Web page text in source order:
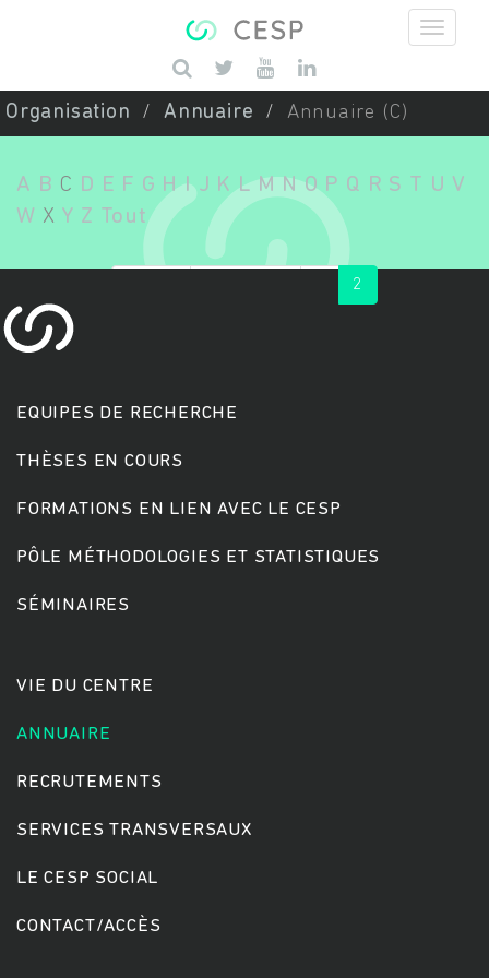
Saisissez vos mots-clés
Organisation Annuaire Annuaire (C)
A B C D E F G H I J K L M N O P Q R S T U V
W X Y Z Tout
2
EQUIPES DE RECHERCHE
THÈSES EN COURS
FORMATIONS EN LIEN AVEC LE CESP
PÔLE MÉTHODOLOGIES ET STATISTIQUES
SÉMINAIRES
VIE DU CENTRE
ANNUAIRE
RECRUTEMENTS
SERVICES TRANSVERSAUX
LE CESP SOCIAL
CONTACT/ACCÈS